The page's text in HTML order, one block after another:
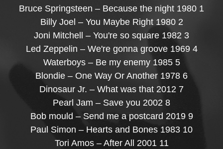
1 Bruce Springsteen – Because the night 1980
2 Billy Joel – You Maybe Right 1980
3 Joni Mitchell – You're so square 1982
4 Led Zeppelin – We're gonna groove 1969
5 Waterboys – Be my enemy 1985
6 Blondie – One Way Or Another 1978
7 Dinosaur Jr. – What was that 2012
8 Pearl Jam – Save you 2002
9 Bob mould – Send me a postcard 2019
10 Paul Simon – Hearts and Bones 1983
11 Tori Amos – After All 2001